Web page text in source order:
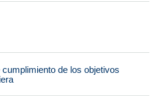
de los objetivos